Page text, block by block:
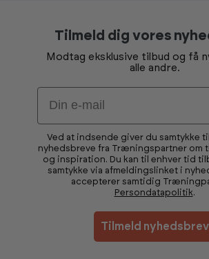
Tilmeld dig vores
Modtag eksklusive tilbud og få
alle andre.
Email
Ved at indsende giver du samtykke
nyhedsbreve fra Træningspartner om
og inspiration. Du kan til enhver tid
samtykke via afmeldingslinket i
accepterer samtidig
Persondatapolitik.
Tilmeld nyhedsbrev